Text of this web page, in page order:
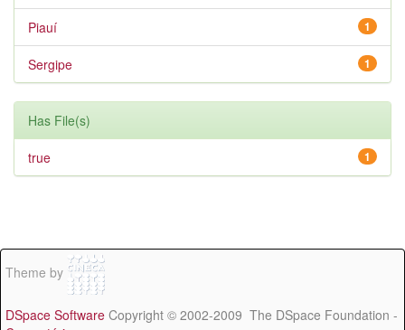
1
Piauí
1
Sergipe
Has File(s)
1
true
Theme by
DSpace Software Copyright © 2002-2009 The DSpace Foundation -